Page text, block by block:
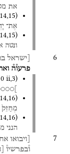
את
14,15)
אֶת־
14,15)
ונטה
6 [ישראל
פרעו֯ה֯
ii,3)
14,16)
מְחַזֵּק֙
14,16)
הנני
7 [ויבואו
ו֯בפרשיו֯